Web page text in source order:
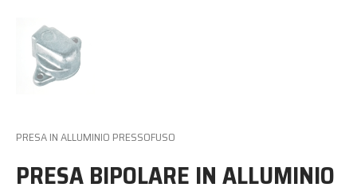
PRESA IN ALLUMINIO PRESSOFUSO
PRESA BIPOLARE IN ALLUMINIO